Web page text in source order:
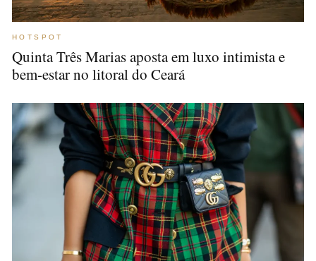
HOTSPOT
Quinta Três Marias aposta em luxo intimista e
bem-estar no litoral do Ceará